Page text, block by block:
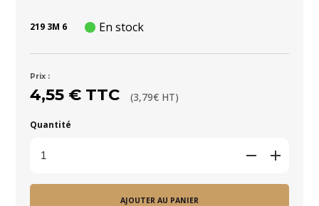
219 3M 6 En stock
Prix :
4,55 € TTC (3,79€ HT)
Quantité
AJOUTER AU PANIER